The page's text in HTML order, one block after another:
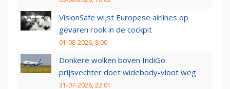
VisionSafe wijst Europese airlines op
gevaren rook in de cockpit
01-08-2026, 8:00
Donkere wolken boven IndiGo:
prijsvechter doet widebody-vloot weg
31-07-2026, 22:01